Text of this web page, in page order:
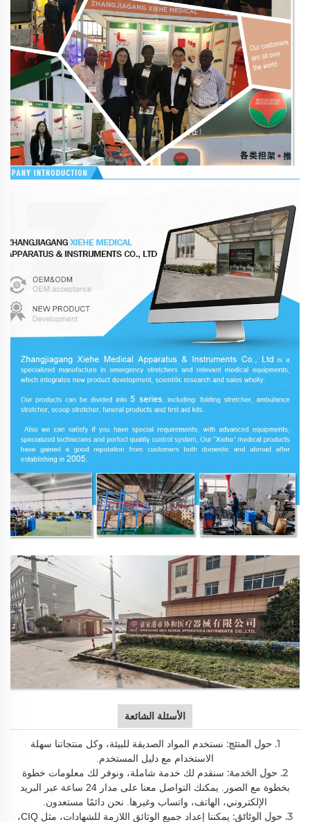
الأسئلة الشائعة
1. حول المنتج:
نستخدم المواد الصديقة للبيئة، وكل منتجاتنا سهلة
الاستخدام مع دليل المستخدم.
2. حول الخدمة:
سنقدم لك خدمة شاملة، ونوفر لك معلومات خطوة
بخطوة مع الصور. يمكنك التواصل معنا على مدار 24 ساعة عبر البريد
الإلكتروني، الهاتف، واتساب وغيرها. نحن دائمًا مستعدون.
3. حول الوثائق: يمكننا إعداد جميع الوثائق اللازمة للشهادات، مثل CIQ،